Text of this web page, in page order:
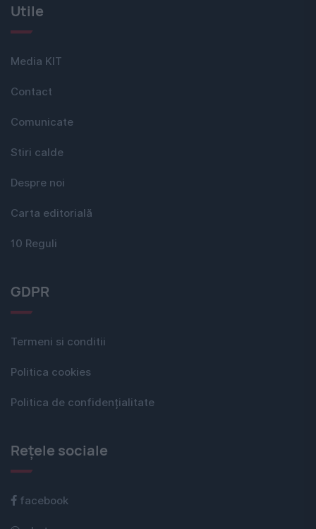
Utile
Media KIT
Contact
Comunicate
Stiri calde
Despre noi
Carta editorială
10 Reguli
GDPR
Termeni si conditii
Politica cookies
Politica de confidențialitate
Rețele sociale
facebook